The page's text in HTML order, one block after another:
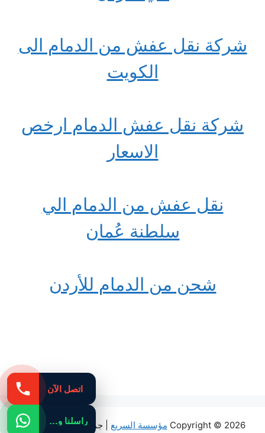
شركة نقل عفش من الدمام الى
الكويت
شركة نقل عفش الدمام ارخص
الاسعار
نقل عفش من الدمام الي
سلطنة عُمان
شحن من الدمام للأردن
Copyright © 2026 مؤسسة السريع | جميع الحقوق محفوظة
اتصل الآن
راسلنا واتساب